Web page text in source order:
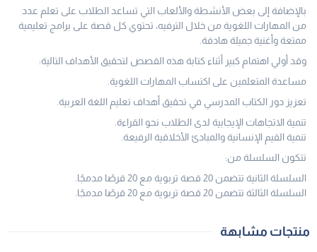
بالإضافة إلى بعض الأنشطة والألعاب التي تساعد الطلاب على تعلم عدد
من المهارات اللغوية من خلال الترفيه، تحتوي كل قصة على برامج تعليمية
ممتعة وأغنية جميلة هادفة.
وقد أولي اهتمام كبير أثناء كتابة هذه القصص لتحقيق الأهداف التالية:
مساعدة المتعلمين على اكتساب المهارات اللغوية.
تعزيز دور الكتاب المدرسي في تحقيق أهداف تعليم اللغة العربية.
تنمية الاتجاهات الإيجابية لدى الطلاب نحو القراءة.
تنمية القيم الإنسانية والمبادئ الأخلاقية الرفيعة.
تتكون السلسلة من:
السلسلة الثانية تتضمن 20 قصة تربوية مع 20 قرصًا مدمجًا.
السلسلة الثالثة تتضمن 20 قصة تربوية مع 20 قرصًا مدمجًا.
منتجات مشابهة